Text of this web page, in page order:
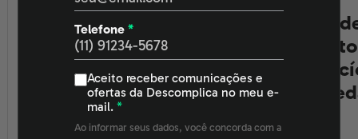
3) As navegações portuguesas
O Estado português foi pioneiro nas grandes
navegações por ter se centralizado precocemente na
VTEX muda o jogo no
B2B — sua empresa
vai ficar pra trás?
VTEX no B2B: investe em P&D e
engenharia para digitalizar
ano
de
Telefone *
Aceito receber comunicações e
ofertas da Descomplica no meu e-
mail. *
Ao informar seus dados, você concorda com a